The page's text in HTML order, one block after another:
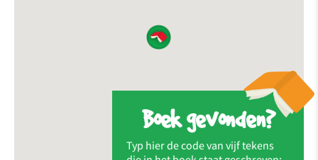
Boek gevonden?
Typ hier de code van vijf tekens